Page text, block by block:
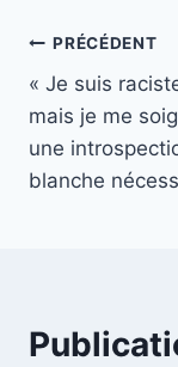
de
l’article
PRÉCÉDENT
« Je suis
mais je me
une
blanche